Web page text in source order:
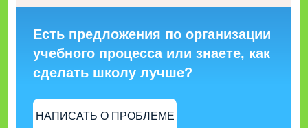
Есть предложения по организации
учебного процесса или знаете, как
сделать школу лучше?
НАПИСАТЬ О ПРОБЛЕМЕ